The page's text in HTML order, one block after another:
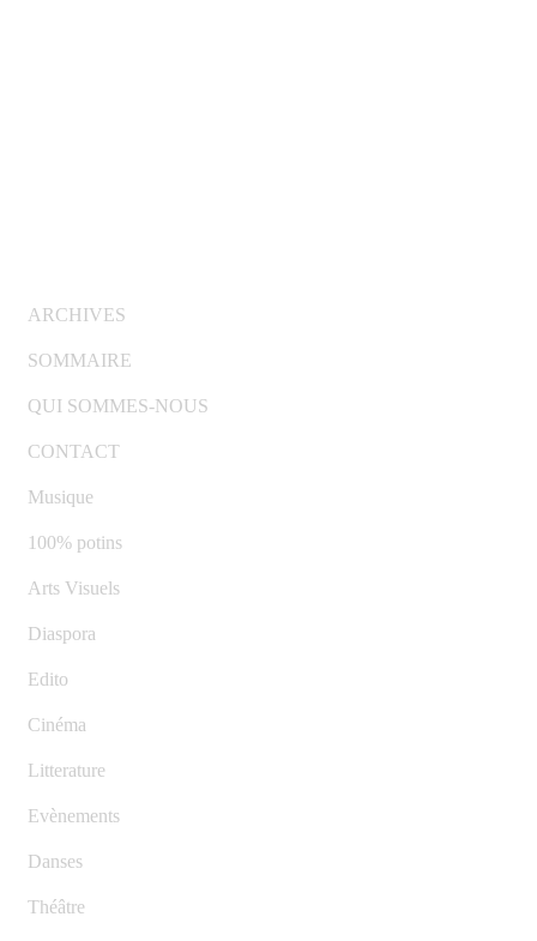
ARCHIVES
SOMMAIRE
QUI SOMMES-NOUS
CONTACT
Musique
100% potins
Arts Visuels
Diaspora
Edito
Cinéma
Litterature
Evènements
Danses
Théâtre